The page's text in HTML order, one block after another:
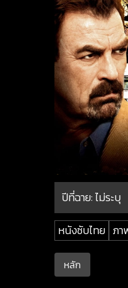
ปีที่ฉาย:ไม่ระบุ
หนังซับไทย ภ
หลัก